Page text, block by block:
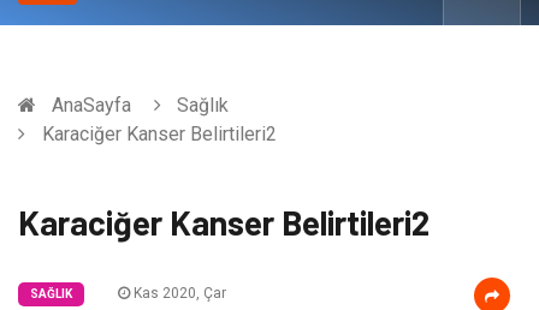
AnaSayfa
Sağlık
Karaciğer Kanser Belirtileri2
Karaciğer Kanser Belirtileri2
SAĞLIK Kas 2020, Çar